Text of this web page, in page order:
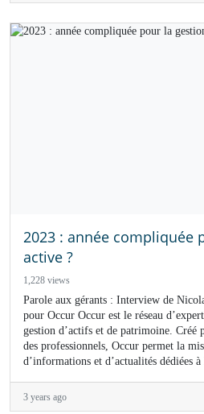
2023 : année compliquée
active ?
1,228 views
Parole aux gérants : Interview de
pour Occur Occur est le réseau
gestion d’actifs et de patrimoine. Créé
des professionnels, Occur permet la
d’informations et d’actualités dédiées à
3 years ago